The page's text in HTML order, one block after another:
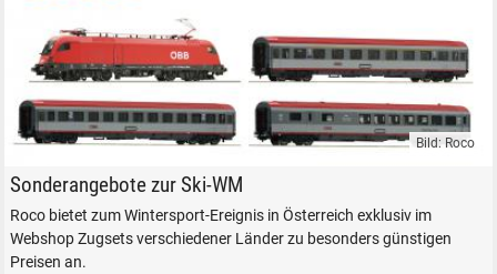
Roco Webshop WM-Aktion Zugsets Angebot Modelleisenbahn
Bild: Roco
Sonderangebote zur Ski-WM
Roco bietet zum Wintersport-Ereignis in Österreich exklusiv im
Webshop Zugsets verschiedener Länder zu besonders günstigen
Preisen an.
Durchsuchen
alles
Suche ...